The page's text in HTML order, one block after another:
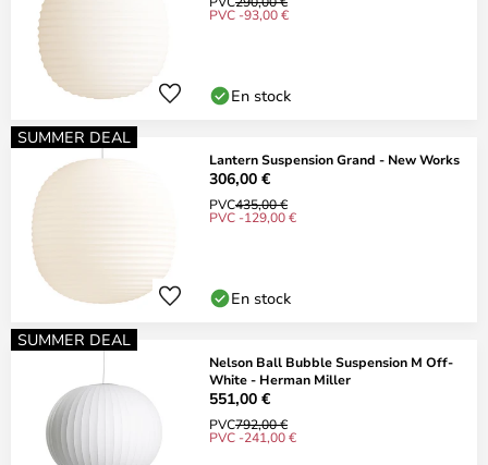
PVC -93,00 €
En stock
SUMMER DEAL
Lantern Suspension Grand - New Works
306,00 €
PVC435,00 €
PVC -129,00 €
En stock
SUMMER DEAL
Nelson Ball Bubble Suspension M Off-
White - Herman Miller
551,00 €
PVC792,00 €
PVC -241,00 €